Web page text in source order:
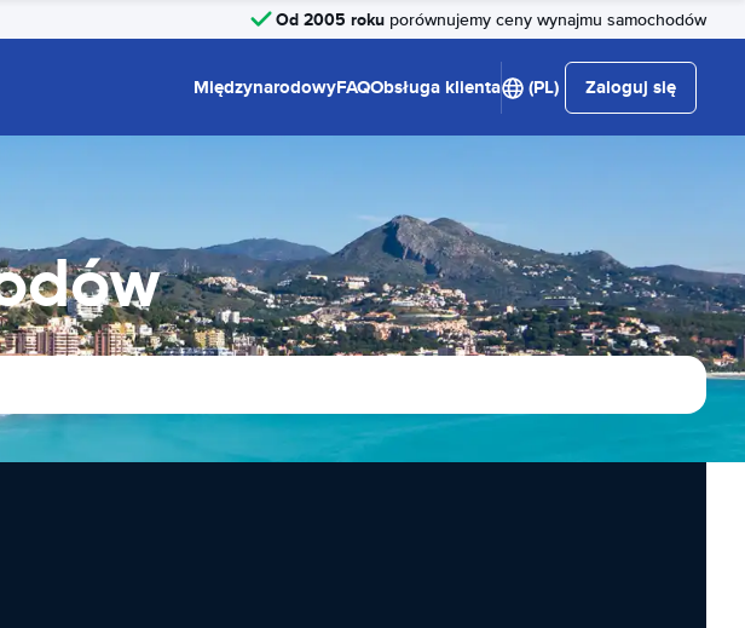
Od 2005 roku porównujemy ceny wynajmu samochodów
MiędzynarodowyFAQObsługa klienta (PL) Zaloguj się